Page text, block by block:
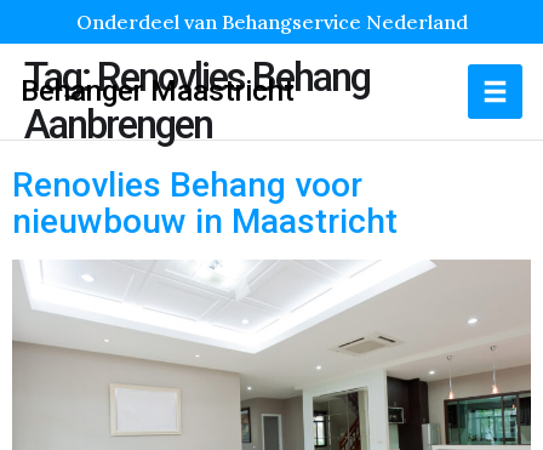
Onderdeel van Behangservice Nederland
Behanger Maastricht
Tag:Renovlies Behang
Aanbrengen
Renovlies Behang voor
nieuwbouw in Maastricht